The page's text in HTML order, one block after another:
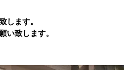
します。
い致します。